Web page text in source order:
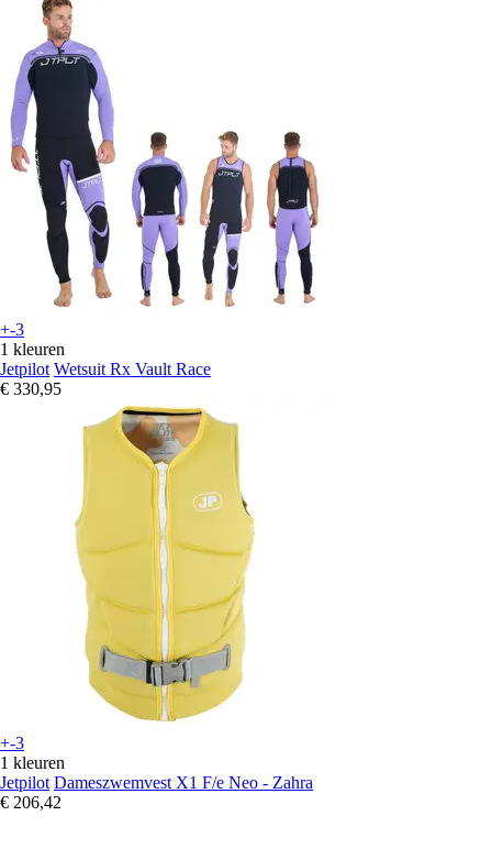
+-3
1 kleuren
Jetpilot Wetsuit Rx Vault Race
€ 330,95
+-3
1 kleuren
Jetpilot Dameszwemvest X1 F/e Neo - Zahra
€ 206,42